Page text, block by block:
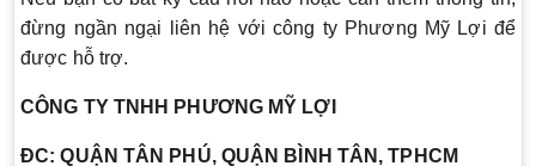
đừng ngần ngại liên hệ với công ty Phương Mỹ Lợi để
được hỗ trợ.
CÔNG TY TNHH PHƯƠNG MỸ LỢI
ĐC: QUẬN TÂN PHÚ, QUẬN BÌNH TÂN, TPHCM